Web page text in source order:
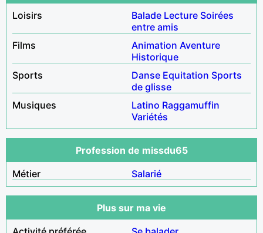
Loisirs
Balade Lecture Soirées
entre amis
Films
Animation Aventure
Historique
Sports
Danse Equitation Sports
de glisse
Musiques
Latino Raggamuffin
Variétés
Profession de missdu65
Métier
Salarié
Plus sur ma vie